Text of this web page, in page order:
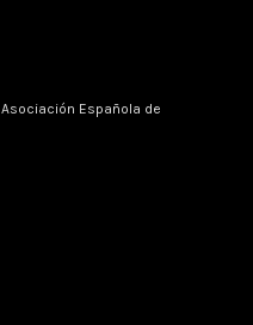
Asociación Española de